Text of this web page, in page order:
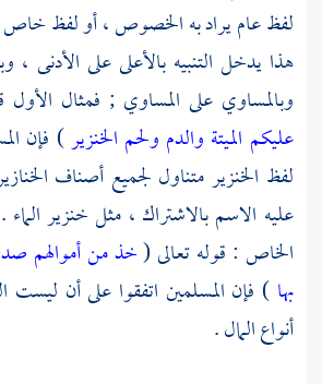
لفظ عام يراد به الخصوص ، أو لفظ خاص
هذا يدخل التنبيه بالأعلى على الأدنى ،
وبالمساوي على المساوي ; فمثال الأول
عليكم الميتة والدم ولحم الخنزير) فإن
لفظ الخنزير متناول لجميع أصناف
عليه الاسم بالاشتراك ، مثل خنزير الماء
الخاص : قوله تعالى (خذ من أموالهم
بها ) فإن المسلمين اتفقوا على أن ليست
أنواع المال .